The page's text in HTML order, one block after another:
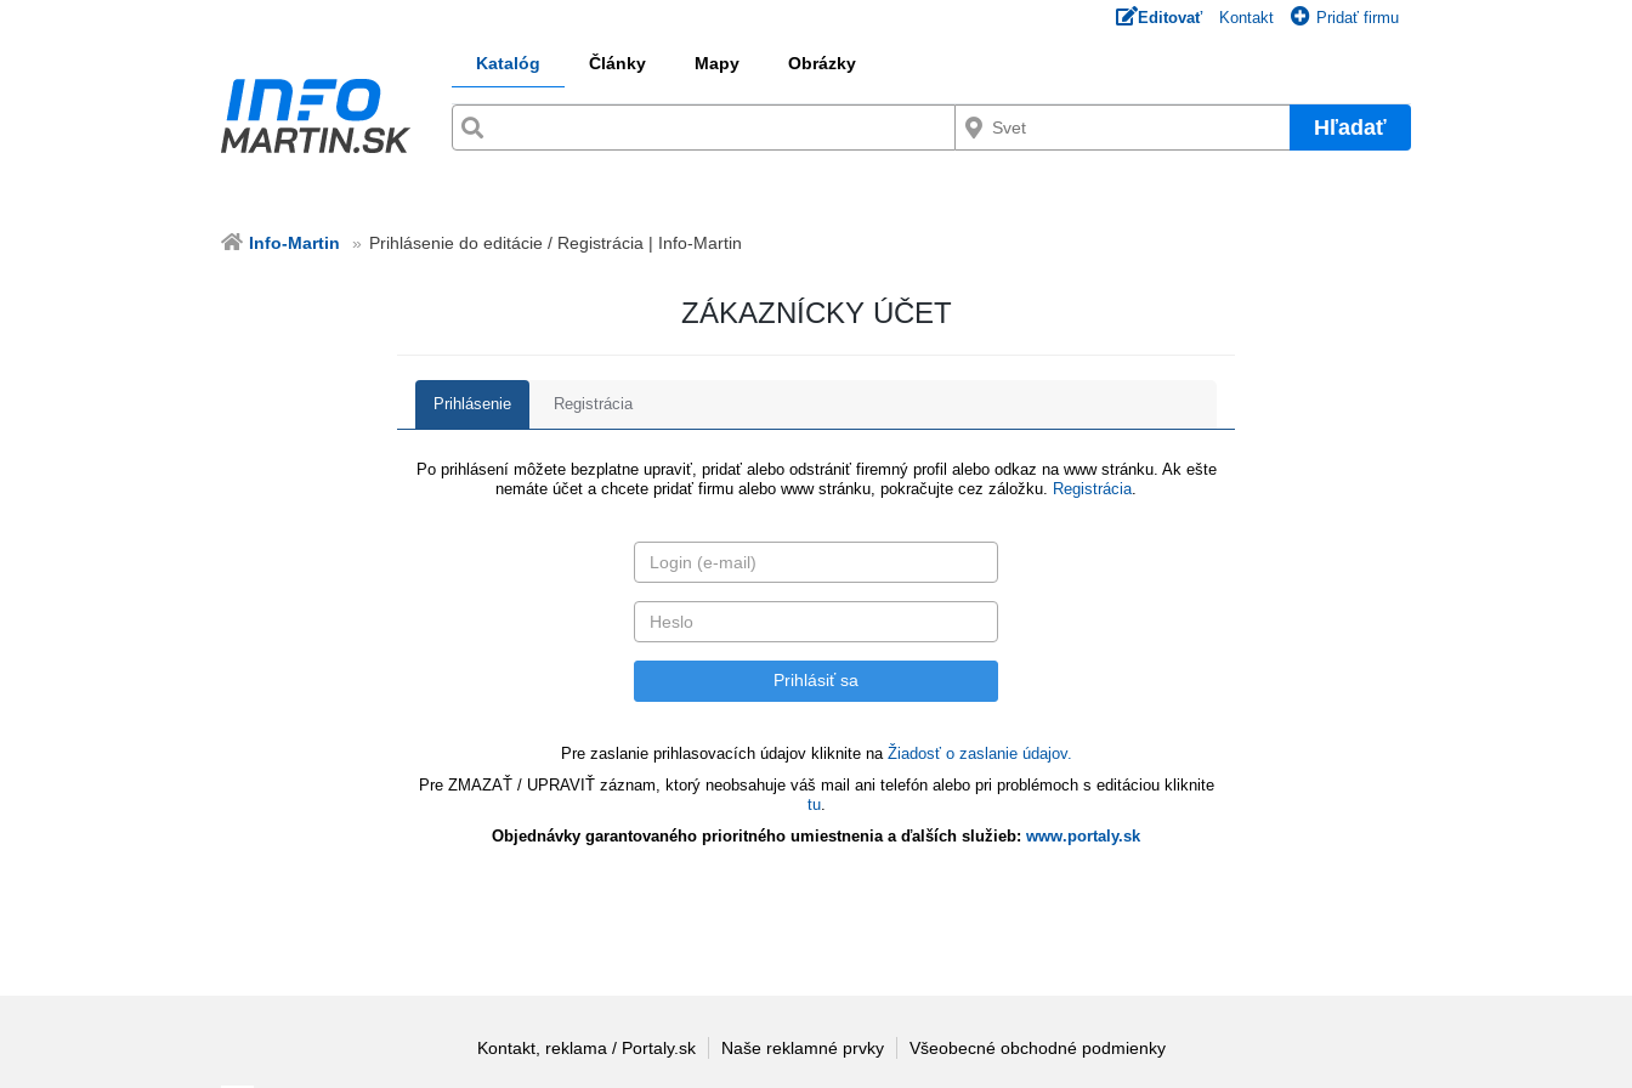
Editovať Kontakt Pridať firmu
Katalóg Články Mapy Obrázky
Hľadať
Info-Martin Prihlásenie do editácie / Registrácia | Info-Martin
ZÁKAZNÍCKY ÚČET
Prihlásenie Registrácia
Po prihlásení môžete bezplatne upraviť, pridať alebo odstrániť firemný profil alebo odkaz na www stránku. Ak ešte
nemáte účet a chcete pridať firmu alebo www stránku, pokračujte cez záložku.
Registrácia
Pre zaslanie prihlasovacích údajov kliknite na Žiadosť o zaslanie údajov.
Pre ZMAZAŤ / UPRAVIŤ záznam, ktorý neobsahuje váš mail ani telefón alebo pri problémoch s editáciou kliknite
tu.
Objednávky garantovaného prioritného umiestnenia a ďalších služieb: www.portaly.sk
Kontakt, reklama / Portaly.sk Naše reklamné prvky Všeobecné obchodné podmienky